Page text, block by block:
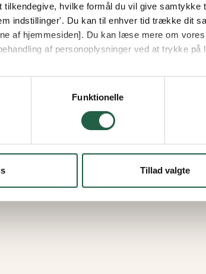
hvilke formål du vil give
indstillinger'. Du kan til enhver tid trække dit
af hjemmesiden]. Du kan læse mere om
af personoplysninger ved at trykke på
hvordan Google behandler personlige
Funktionelle
Tillad valgte